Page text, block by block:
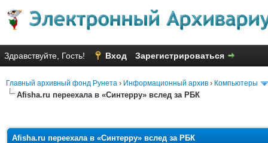
Здравствуйте, Гость! Вход Зарегистрироваться
Главный архивный фонд Рунета › Информационный архив › Компьютеры
Afisha.ru переехала в «Синтерру» вслед за РБК
Afisha.ru переехала в «Синтерру» вслед за РБК